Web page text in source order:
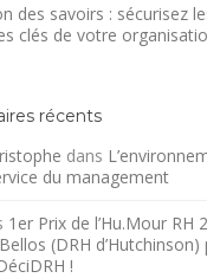
des savoirs : sécurisez
clés de votre
récents
dans
du management
1er Prix de l’Hu.Mour RH
(DRH d’Hutchinson)
!